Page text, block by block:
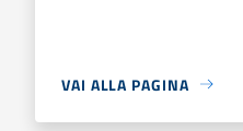
VAI ALLA PAGINA